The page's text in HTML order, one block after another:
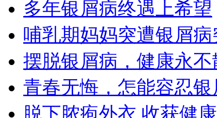
多年银屑病终遇上希望
哺乳期妈妈突遭银屑
摆脱银屑病，健康永不
青春无悔，怎能容忍
脱下脓疱外衣 收获健